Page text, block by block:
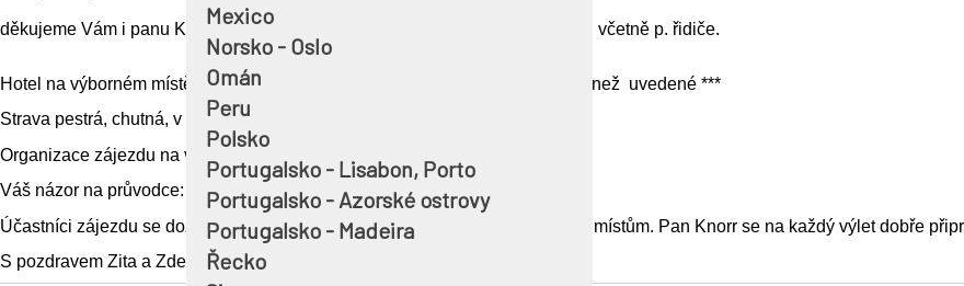
Mexico
Norsko - Oslo
Omán
Peru
Polsko
Portugalsko - Lisabon, Porto
Portugalsko - Azorské ostrovy
Portugalsko - Madeira
Řecko
děkujeme Vám i panu Knorrovi. Za nás spokojenost a pochvala celému týmu včetně p. řidiče.
Hotel na výborném místě, pokoj prostorný, čistý, zařízený asi na vyšší úrovni než uvedené ***
Strava pestrá, chutná, v dostatečném množství.
Organizace zájezdu na výborné úrovni.
Váš názor na průvodce:
Účastníci zájezdu se dozvěděli spoustu zajímavých informací k navštíveným místům. Pan Knorr se na každý výlet dobře
S pozdravem Zita a Zdeněk Smísitelovi